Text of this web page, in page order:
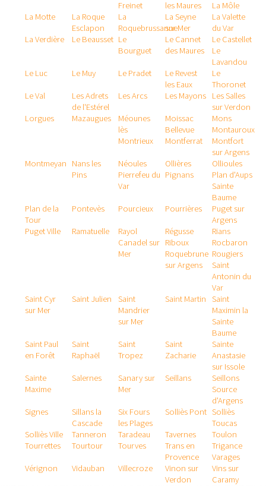
Freinet
les Maures
La Môle
La Motte
La Roque
Esclapon
La
Roquebrussanne
La Seyne
sur Mer
La Valette
du Var
La Verdière
Le Beausset Le
Bourguet
Le Cannet
des Maures
Le Castellet
Le
Lavandou
Le Luc
Le Muy Le Pradet
Le Revest
les Eaux
Le
Thoronet
Le Val
Les Adrets
de l'Estérel
Les Arcs Les Mayons
Les Salles
sur Verdon
Lorgues
Mazaugues
Méounes
lès
Montrieux
Moissac
Bellevue
Mons
Montauroux
Montferrat
Montfort
sur Argens
Montmeyan
Nans les
Pins
Néoules Ollières
Ollioules
Pierrefeu du
Var
Pignans
Plan d'Aups
Sainte
Baume
Plan de la
Tour
Pontevès Pourcieux Pourrières
Puget sur
Argens
Puget Ville
Ramatuelle
Rayol
Canadel sur
Mer
Régusse
Rians
Riboux
Rocbaron
Roquebrune
sur Argens
Rougiers
Saint
Antonin du
Var
Saint Cyr
sur Mer
Saint Julien
Saint
Mandrier
sur Mer
Saint Martin
Saint
Maximin la
Sainte
Baume
Saint Paul
en Forêt
Saint
Raphaël
Saint
Tropez
Saint
Zacharie
Sainte
Anastasie
sur Issole
Sainte
Maxime
Salernes
Sanary sur
Mer
Seillans
Seillons
Source
d'Argens
Signes
Sillans la
Cascade
Six Fours
les Plages
Solliès Pont Solliès
Toucas
Solliès Ville
Tanneron Taradeau Tavernes
Toulon
Tourrettes
Tourtour Tourves
Trans en
Provence
Trigance
Varages
Vérignon
Vidauban Villecroze
Vinon sur
Verdon
Vins sur
Caramy